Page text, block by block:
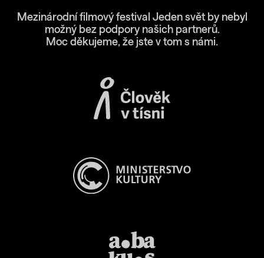
Mezinárodní filmový festival Jeden svět by nebyl
možný bez podpory našich partnerů.
Moc děkujeme, že jste v tom s námi.